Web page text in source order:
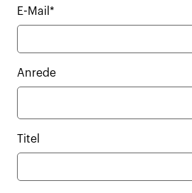
E-Mail*
Anrede
Titel